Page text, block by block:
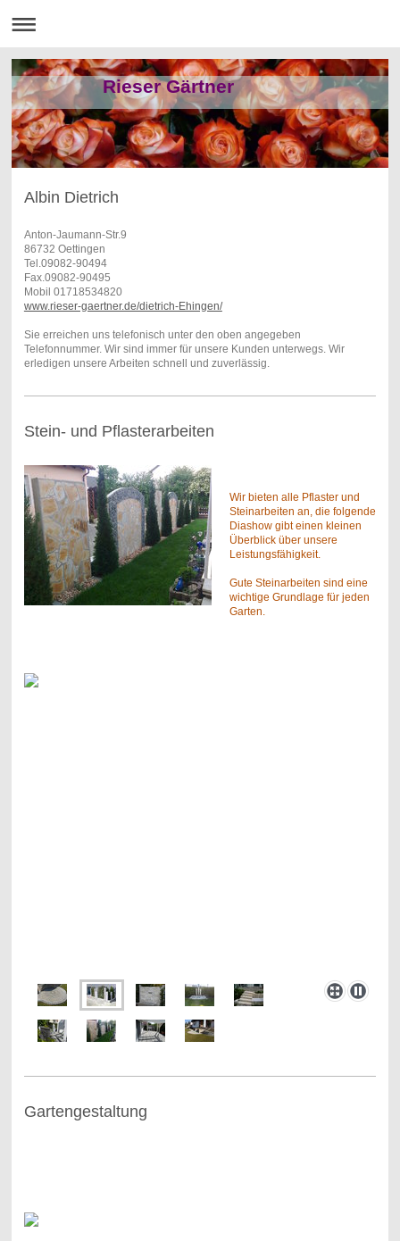
Rieser Gärtner
Albin Dietrich
Anton-Jaumann-Str.9
86732 Oettingen
Tel.09082-90494
Fax.09082-90495
Mobil 01718534820
www.rieser-gaertner.de/dietrich-Ehingen/
Sie erreichen uns telefonisch unter den oben angegeben
Telefonnummer. Wir sind immer für unsere Kunden unterwegs. Wir
erledigen unsere Arbeiten schnell und zuverlässig.
Stein- und Pflasterarbeiten
Wir bieten alle Pflaster und
Steinarbeiten an, die folgende
Diashow gibt einen kleinen
Überblick über unsere
Leistungsfähigkeit.
Gute Steinarbeiten sind eine
wichtige Grundlage für jeden
Garten.
Gartengestaltung